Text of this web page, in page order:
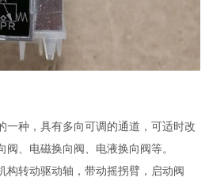
一种，具有多向可调的通道，可适时改
、电磁换向阀、电液换向阀等。
构转动驱动轴，带动摇拐臂，启动阀